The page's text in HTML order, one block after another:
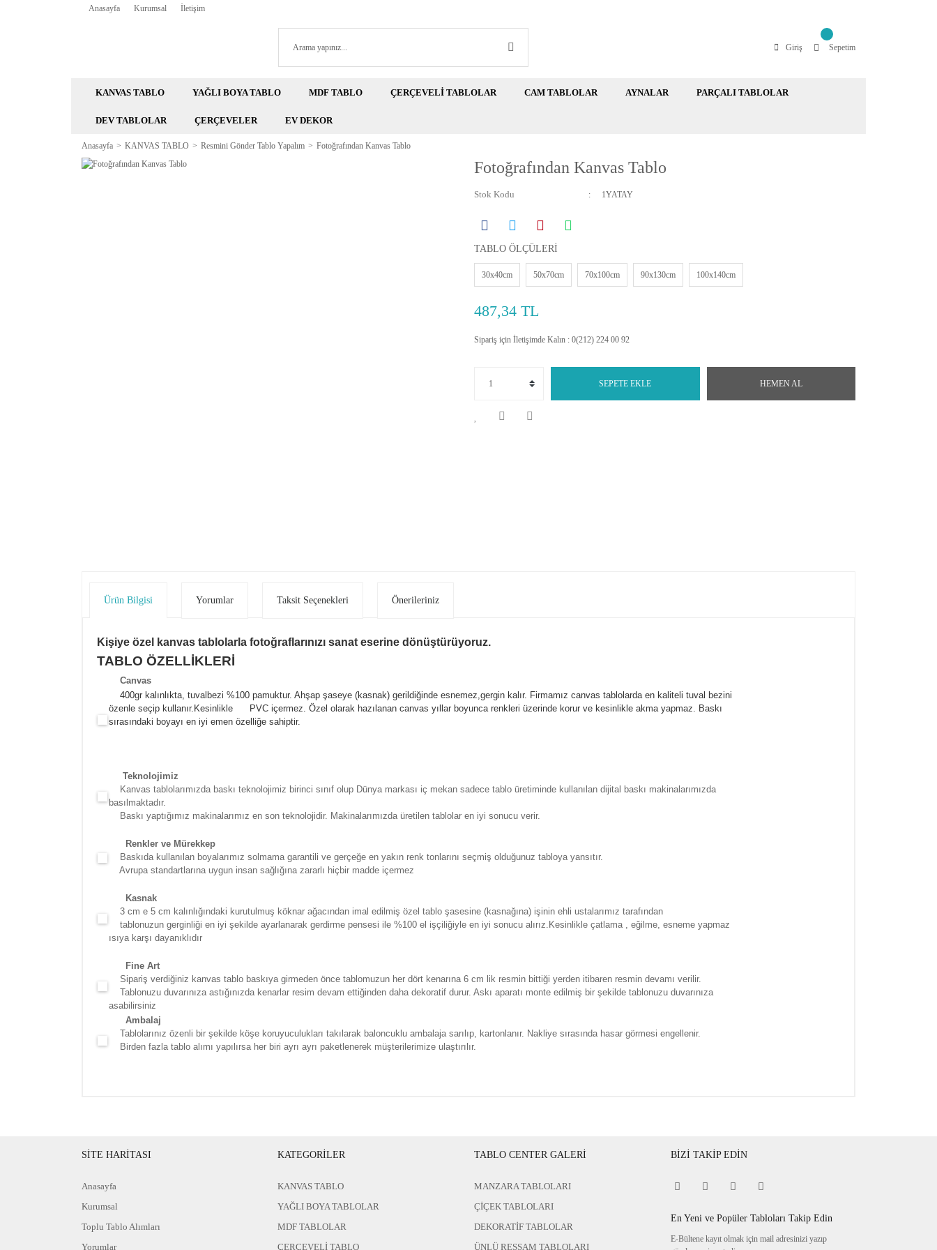
Anasayfa Kurumsal İletişim
Giriş Sepetim
KANVAS TABLO YAĞLI BOYA TABLO MDF TABLO ÇERÇEVELİ TABLOLAR CAM TABLOLAR AYNALAR PARÇALI TABLOLAR
DEV TABLOLAR ÇERÇEVELER EV DEKOR
Anasayfa KANVAS TABLO Resmini Gönder Tablo Yapalım Fotoğrafından Kanvas Tablo
Fotoğrafından Kanvas Tablo
Stok Kodu 1YATAY
TABLO ÖLÇÜLERİ
30x40cm 50x70cm 70x100cm 90x130cm 100x140cm
487,34 TL
Sipariş için İletişimde Kalın : 0(212) 224 00 92
SEPETE EKLE HEMEN AL
Ürün Bilgisi Yorumlar Taksit Seçenekleri Önerileriniz
Kişiye özel kanvas tablolarla fotoğraflarınızı sanat eserine dönüştürüyoruz.
TABLO ÖZELLİKLERİ
Canvas
400gr kalınlıkta, tuvalbezi %100 pamuktur. Ahşap şaseye (kasnak) gerildiğinde esnemez,gergin kalır. Firmamız canvas tablolarda en kaliteli tuval bezini
özenle seçip kullanır. Kesinlikle PVC içermez. Özel olarak hazılanan canvas yıllar boyunca renkleri üzerinde korur ve kesinlikle akma yapmaz. Baskı
sırasındaki boyayı en iyi emen özelliğe sahiptir.
Teknolojimiz
Kanvas tablolarımızda baskı teknolojimiz birinci sınıf olup Dünya markası iç mekan sadece tablo üretiminde kullanılan dijital baskı makinalarımızda
basılmaktadır.
Baskı yaptığımız makinalarımız en son teknolojidir. Makinalarımızda üretilen tablolar en iyi sonucu verir.
Renkler ve Mürekkep
Baskıda kullanılan boyalarımız solmama garantili ve gerçeğe en yakın renk tonlarını seçmiş olduğunuz tabloya yansıtır.
Avrupa standartlarına uygun insan sağlığına zararlı hiçbir madde içermez
Kasnak
3 cm e 5 cm kalınlığındaki kurutulmuş köknar ağacından imal edilmiş özel tablo şasesine (kasnağına) işinin ehli ustalarımız tarafından
tablonuzun gerginliği en iyi şekilde ayarlanarak gerdirme pensesi ile %100 el işçiliğiyle en iyi sonucu alırız.Kesinlikle çatlama , eğilme, esneme yapmaz
ısıya karşı dayanıklıdır
Fine Art
Sipariş verdiğiniz kanvas tablo baskıya girmeden önce tablomuzun her dört kenarına 6 cm lik resmin bittiği yerden itibaren resmin devamı verilir.
Tablonuzu duvarınıza astığınızda kenarlar resim devam ettiğinden daha dekoratif durur. Askı aparatı monte edilmiş bir şekilde tablonuzu duvarınıza
asabilirsiniz
Ambalaj
Tablolarınız özenli bir şekilde köşe koruyuculukları takılarak baloncuklu ambalaja sarılıp, kartonlanır. Nakliye sırasında hasar görmesi engellenir.
Birden fazla tablo alımı yapılırsa her biri ayrı ayrı paketlenerek müşterilerimize ulaştırılır.
SİTE HARİTASI
Anasayfa
Kurumsal
Toplu Tablo Alımları
Yorumlar
KATEGORİLER
KANVAS TABLO
YAĞLI BOYA TABLOLAR
MDF TABLOLAR
ÇERÇEVELİ TABLO
TABLO CENTER GALERİ
MANZARA TABLOLARI
ÇİÇEK TABLOLARI
DEKORATİF TABLOLAR
ÜNLÜ RESSAM TABLOLARI
BİZİ TAKİP EDİN
En Yeni ve Popüler Tabloları Takip Edin
E-Bültene kayıt olmak için mail adresinizi yazıp